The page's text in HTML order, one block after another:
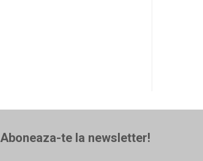
Aboneaza-te la newsletter!